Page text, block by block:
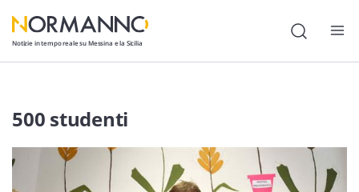
Notizie in tempo reale su Messina e la Sicilia
Attualità
Politica
500 studenti